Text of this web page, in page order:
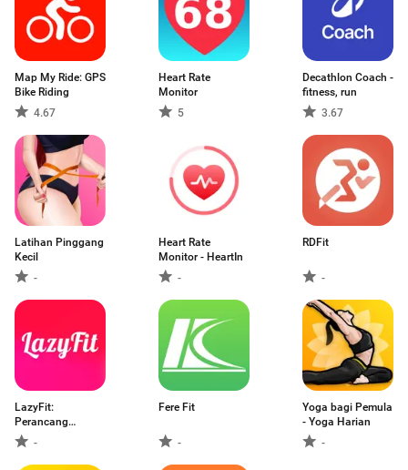
Map My Ride: GPS
Bike Riding
4.67
Heart Rate
Monitor
5
Decathlon Coach -
fitness, run
3.67
Latihan Pinggang
Kecil
-
Heart Rate
Monitor - HeartIn
-
RDFit
-
LazyFit:
Perancang
Senaman
-
Fere Fit
-
Yoga bagi Pemula
- Yoga Harian
-